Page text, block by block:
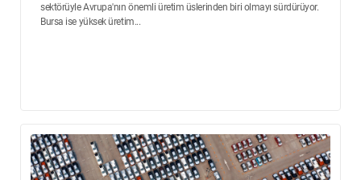
sektörüyle Avrupa'nın önemli üretim üslerinden biri olmayı sürdürüyor.
Bursa ise yüksek üretim...